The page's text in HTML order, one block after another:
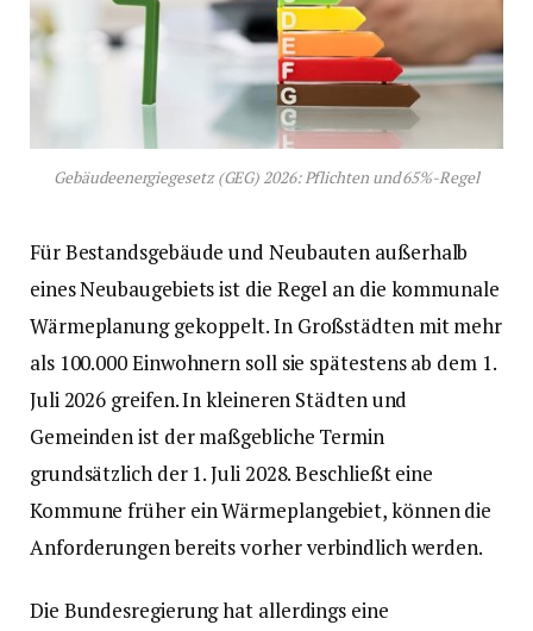
Gebäudeenergiegesetz (GEG) 2026: Pflichten und 65%-Regel
Für Bestandsgebäude und Neubauten außerhalb
eines Neubaugebiets ist die Regel an die kommunale
Wärmeplanung gekoppelt. In Großstädten mit mehr
als 100.000 Einwohnern soll sie spätestens ab dem 1.
Juli 2026 greifen. In kleineren Städten und
Gemeinden ist der maßgebliche Termin
grundsätzlich der 1. Juli 2028. Beschließt eine
Kommune früher ein Wärmeplangebiet, können die
Anforderungen bereits vorher verbindlich werden.
Die Bundesregierung hat allerdings eine